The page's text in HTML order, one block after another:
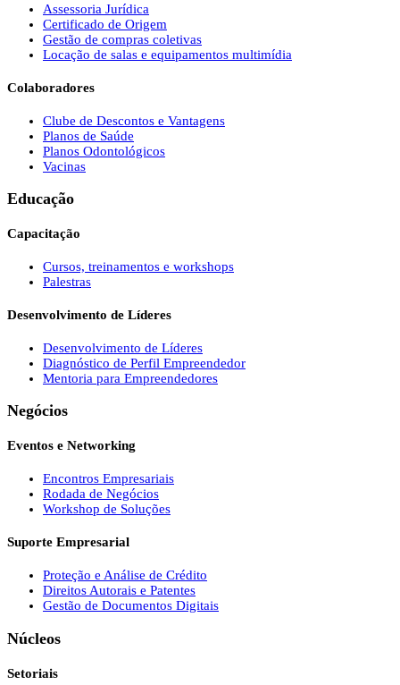
Assessoria Jurídica
Certificado de Origem
Gestão de compras coletivas
Locação de salas e equipamentos multimídia
Colaboradores
Clube de Descontos e Vantagens
Planos de Saúde
Planos Odontológicos
Vacinas
Educação
Capacitação
Cursos, treinamentos e workshops
Palestras
Desenvolvimento de Líderes
Desenvolvimento de Líderes
Diagnóstico de Perfil Empreendedor
Mentoria para Empreendedores
Negócios
Eventos e Networking
Encontros Empresariais
Rodada de Negócios
Workshop de Soluções
Suporte Empresarial
Proteção e Análise de Crédito
Direitos Autorais e Patentes
Gestão de Documentos Digitais
Núcleos
Setoriais